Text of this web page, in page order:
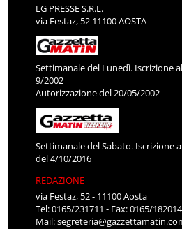
LG PRESSE S.R.L.
via Festaz, 52 11100 AOSTA
Settimanale del Lunedì. Iscrizione
9/2002
Autorizzazione del 20/05/2002
Settimanale del Sabato. Iscrizione
del 4/10/2016
REDAZIONE
via Festaz, 52 - 11100 Aosta
Tel: 0165/231711 - Fax: 0165/
Mail: